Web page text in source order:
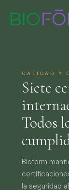
CALIDAD Y
Siete
Todos
Bioform
la seguridad